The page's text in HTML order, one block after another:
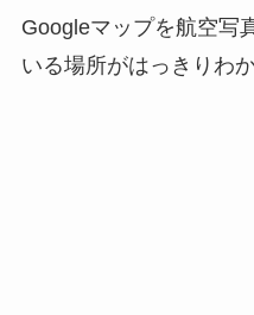
Googleマップを航空写
いる場所がはっきりわ